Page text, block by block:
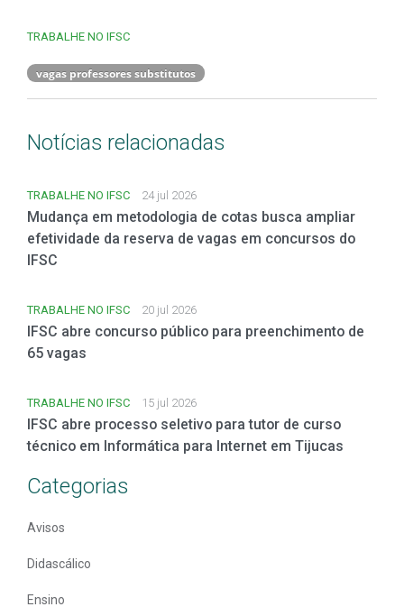
TRABALHE NO IFSC
vagas professores substitutos
Notícias relacionadas
TRABALHE NO IFSC 24 jul 2026
Mudança em metodologia de cotas busca ampliar
efetividade da reserva de vagas em concursos do
IFSC
TRABALHE NO IFSC 20 jul 2026
IFSC abre concurso público para preenchimento de
65 vagas
TRABALHE NO IFSC 15 jul 2026
IFSC abre processo seletivo para tutor de curso
técnico em Informática para Internet em Tijucas
Categorias
Avisos
Didascálico
Ensino